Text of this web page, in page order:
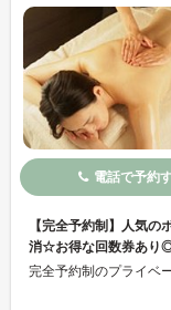
電話で予約
【完全予約制】人気
消☆お得な回数券あり